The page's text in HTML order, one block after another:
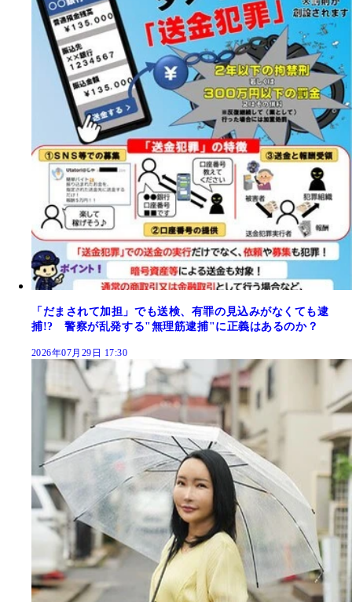
「だまされて加担」でも送検、有罪の見込みがなくても逮
捕!? 警察が乱発する"無理筋逮捕"に正義はあるのか？
2026年07月29日 17:30